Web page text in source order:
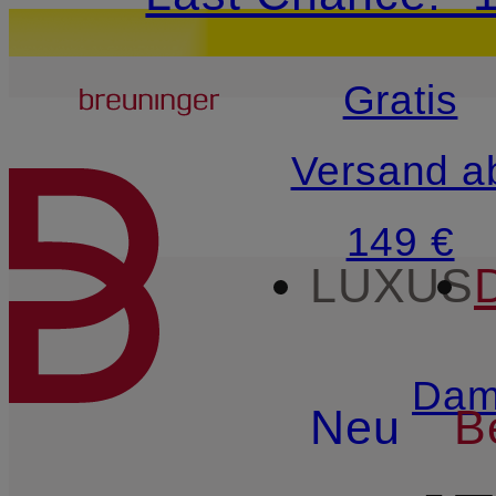
ZUM HAUPTINHALT
15€-
Breuninger
Gratis
Versand
149 €
LUXUS
Neu